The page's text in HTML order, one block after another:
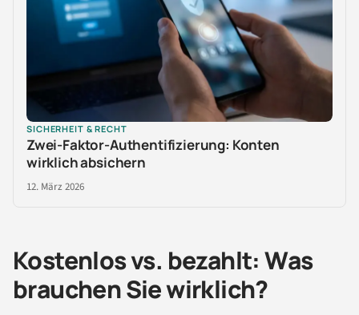
SICHERHEIT & RECHT
Zwei-Faktor-Authentifizierung: Konten
wirklich absichern
12. März 2026
Kostenlos vs. bezahlt: Was
brauchen Sie wirklich?